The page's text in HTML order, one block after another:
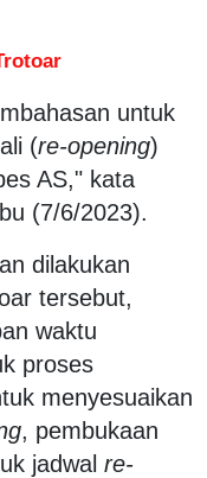
untuk
(re-opening)
AS," kata
(7/6/2023).
dilakukan
tersebut,
waktu
proses
menyesuaikan
, pembukaan
jadwal re-